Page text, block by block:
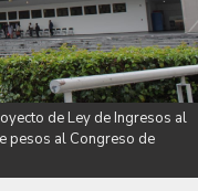
de Ley de Ingresos al
pesos al Congreso de